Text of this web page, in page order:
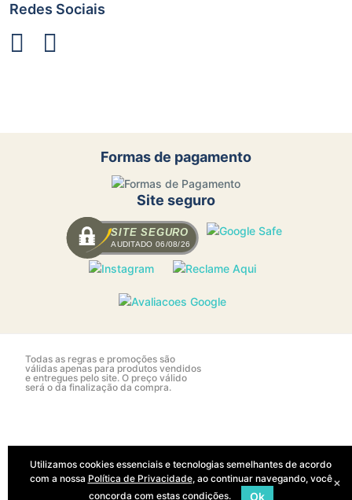
Redes Sociais
Formas de pagamento
Site seguro
SITE SEGURO
AUDITADO 06/08/26
Todas as regras e promoções são
válidas apenas para produtos vendidos
e entregues pelo site. O preço válido
será o da finalização da compra.
Utilizamos cookies essenciais e tecnologias semelhantes de acordo
com a nossa Política de Privacidade, ao continuar navegando, você
concorda com estas condições.
Ok
×